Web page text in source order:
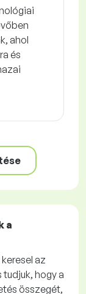
ahol
és
a
az
hogy a
összegét,